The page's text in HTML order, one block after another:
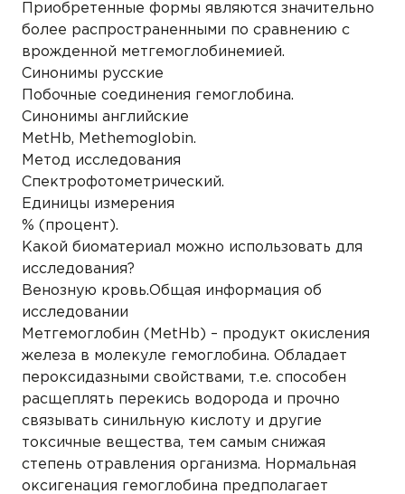
Приобретенные формы являются значительно
более распространенными по сравнению с
врожденной метгемоглобинемией.
Синонимы русские
Побочные соединения гемоглобина.
Синонимы английские
MetHb, Methemoglobin.
Метод исследования
Спектрофотометрический.
Единицы измерения
% (процент).
Какой биоматериал можно использовать для
исследования?
Венозную кровь.Общая информация об
исследовании
Метгемоглобин (MetHb) – продукт окисления
железа в молекуле гемоглобина. Обладает
пероксидазными свойствами, т.е. способен
расщеплять перекись водорода и прочно
связывать синильную кислоту и другие
токсичные вещества, тем самым снижая
степень отравления организма. Нормальная
оксигенация гемоглобина предполагает